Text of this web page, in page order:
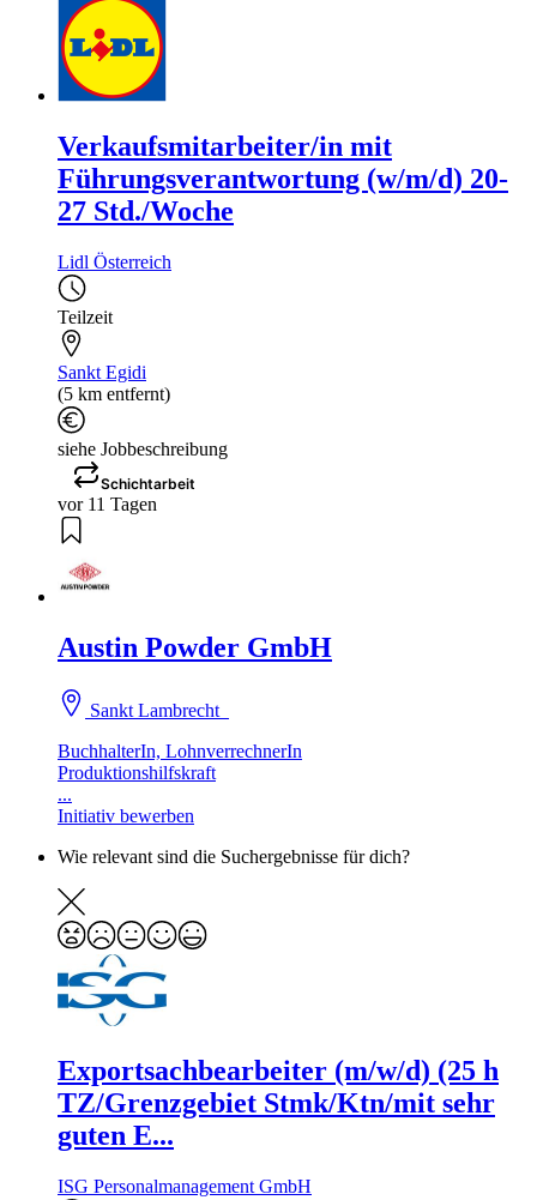
Verkaufsmitarbeiter/in mit
Führungsverantwortung (w/m/d) 20-
27 Std./Woche
Lidl Österreich
Teilzeit
Sankt Egidi
(5 km entfernt)
siehe Jobbeschreibung
Schichtarbeit
vor 11 Tagen
Austin Powder GmbH
Sankt Lambrecht
BuchhalterIn, LohnverrechnerIn
Produktionshilfskraft
...
Initiativ bewerben
Wie relevant sind die Suchergebnisse für dich?
Exportsachbearbeiter (m/w/d) (25 h
TZ/Grenzgebiet Stmk/Ktn/mit sehr
guten E...
ISG Personalmanagement GmbH